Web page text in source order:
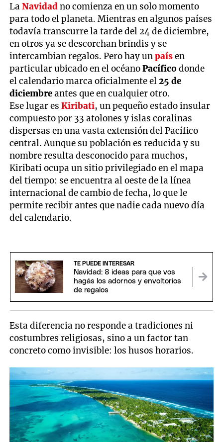
LaNavidadno comienza en un solo momento
para todo el planeta. Mientras en algunos países
todavía transcurre la tarde del 24 de diciembre,
en otros ya se descorchan brindis y se
intercambian regalos. Pero hay unpaísen
particular ubicado en el océanoPacíficodonde
el calendario marca oficialmente el25 de
diciembreantes que en cualquier otro.
Ese lugar esKiribati, un pequeño estado insular
compuesto por 33 atolones y islas coralinas
dispersas en una vasta extensión del Pacífico
central. Aunque su población es reducida y su
nombre resulta desconocido para muchos,
Kiribati ocupa un sitio privilegiado en el mapa
del tiempo: se encuentra al oeste de la línea
internacional de cambio de fecha, lo que le
permite recibir antes que nadie cada nuevo día
del calendario.
TE PUEDE INTERESAR
Navidad: 8 ideas para que vos
hagás los adornos y envoltorios
de regalos
Esta diferencia no responde a tradiciones ni
costumbres religiosas, sino a un factor tan
concreto como invisible: los husos horarios.